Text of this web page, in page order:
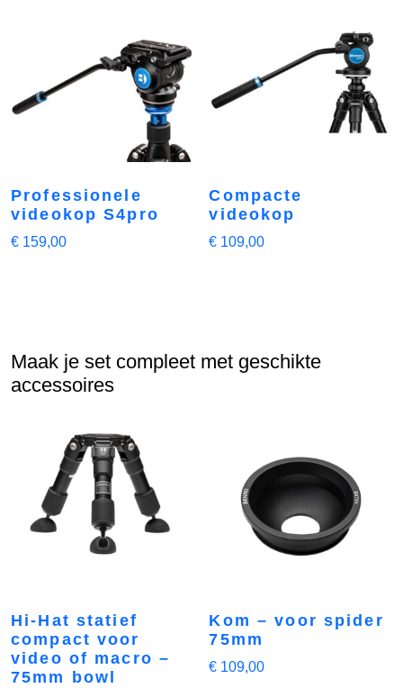
Professionele
videokop S4pro
€ 159,00
Compacte
videokop
€ 109,00
Maak je set compleet met geschikte
accessoires
Hi-Hat statief
compact voor
video of macro –
75mm bowl
Kom – voor spider
75mm
€ 109,00